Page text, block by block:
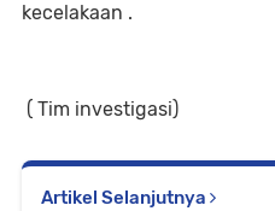
kecelakaan .
( Tim investigasi)
Artikel Selanjutnya